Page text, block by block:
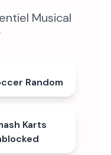
Musical
4.6★
Random
4.5
Karts